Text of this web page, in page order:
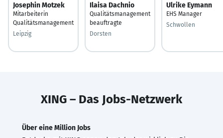
Josephin Motzek
Mitarbeiterin
Qualitätsmanagement
Leipzig
Ilaisa Dachnio
Qualitätsmanagement
beauftragte
Dorsten
Ulrike Eymann
EHS Manager
Schwollen
XING – Das Jobs-Netzwerk
Über eine Million Jobs